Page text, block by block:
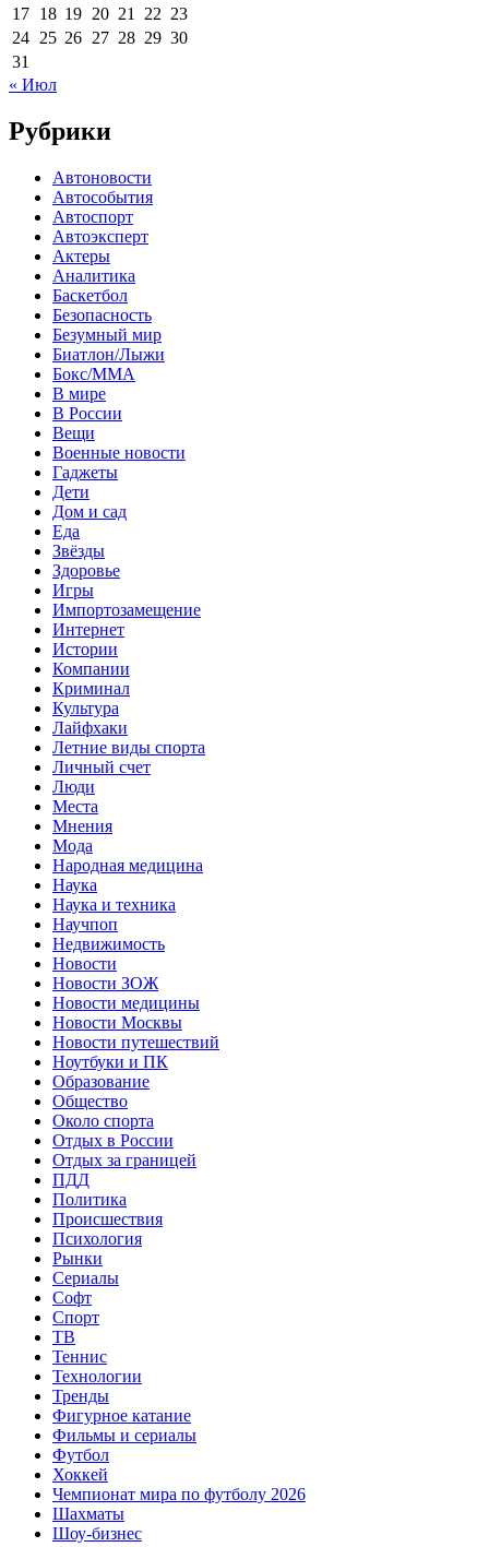
17 18 19 20 21 22 23
24 25 26 27 28 29 30
31
« Июл
Рубрики
Автоновости
Автособытия
Автоспорт
Автоэксперт
Актеры
Аналитика
Баскетбол
Безопасность
Безумный мир
Биатлон/Лыжи
Бокс/MMA
В мире
В России
Вещи
Военные новости
Гаджеты
Дети
Дом и сад
Еда
Звёзды
Здоровье
Игры
Импортозамещение
Интернет
Истории
Компании
Криминал
Культура
Лайфхаки
Летние виды спорта
Личный счет
Люди
Места
Мнения
Мода
Народная медицина
Наука
Наука и техника
Научпоп
Недвижимость
Новости
Новости ЗОЖ
Новости медицины
Новости Москвы
Новости путешествий
Ноутбуки и ПК
Образование
Общество
Около спорта
Отдых в России
Отдых за границей
ПДД
Политика
Происшествия
Психология
Рынки
Сериалы
Софт
Спорт
ТВ
Теннис
Технологии
Тренды
Фигурное катание
Фильмы и сериалы
Футбол
Хоккей
Чемпионат мира по футболу 2026
Шахматы
Шоу-бизнес